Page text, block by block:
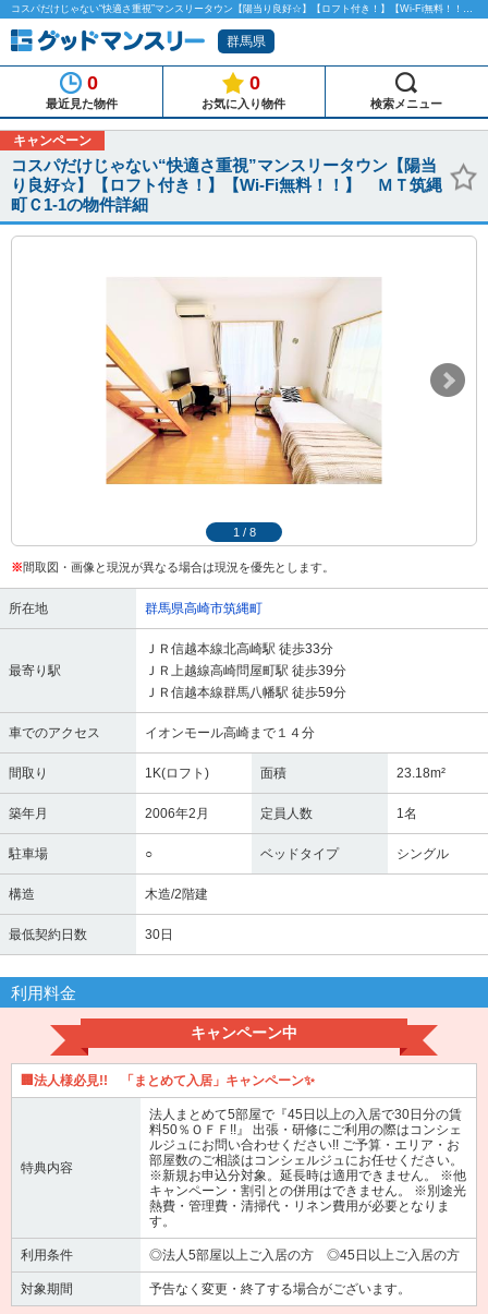
コスパだけじゃない“快適さ重視”マンスリータウン【陽当り良好☆】【ロフト付き！】【Wi-Fi無料！！】 ＭＴ筑縄町Ｃ1-1のマンスリーマンション物件詳細「グッドマンスリー」
群馬県
0
最近見た物件
0
お気に入り物件 検索メニュー
キャンペーン
コスパだけじゃない“快適さ重視”マンスリータウン【陽当
り良好☆】【ロフト付き！】【Wi-Fi無料！！】 ＭＴ筑縄
町Ｃ1-1の物件詳細
1 / 8
※間取図・画像と現況が異なる場合は現況を優先とします。
所在地 群馬県高崎市筑縄町
最寄り駅
ＪＲ信越本線北高崎駅 徒歩33分
ＪＲ上越線高崎問屋町駅 徒歩39分
ＪＲ信越本線群馬八幡駅 徒歩59分
車でのアクセス イオンモール高崎まで１４分
間取り 1K(ロフト) 面積 23.18m²
築年月 2006年2月 定員人数 1名
駐車場 ○ ベッドタイプ シングル
構造 木造/2階建
最低契約日数 30日
利用料金
キャンペーン中
🏢法人様必見!! 「まとめて入居」キャンペーン✨
特典内容
法人まとめて5部屋で『45日以上の入居で30日分の賃
料50％ＯＦＦ!!』 出張・研修にご利用の際はコンシェ
ルジュにお問い合わせください!! ご予算・エリア・お
部屋数のご相談はコンシェルジュにお任せください。
※新規お申込分対象。延長時は適用できません。 ※他
キャンペーン・割引との併用はできません。 ※別途光
熱費・管理費・清掃代・リネン費用が必要となりま
す。
利用条件 ◎法人5部屋以上ご入居の方 ◎45日以上ご入居の方
対象期間 予告なく変更・終了する場合がございます。